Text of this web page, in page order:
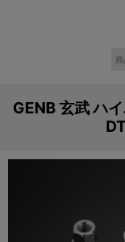
GENB 玄武 ハ